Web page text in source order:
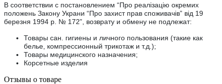
В соответствии с постановлением “Про реалiзацiю окремих
положень Закону Украни “Про захист прав споживачiв” вiд 19
березня 1994 р. № 172”, возврату и обмену не подлежат:
Товары сан. гигиены и личного пользования (такие как
белье, компрессионный трикотаж и т.д.);
Товары медицинского назначения;
Корсетные изделия
Отзывы о товаре